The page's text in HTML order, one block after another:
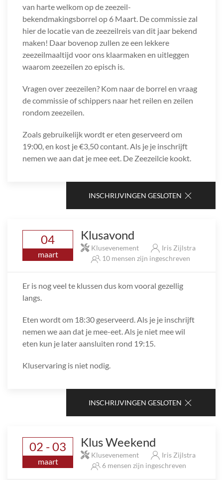
van harte welkom op de zeezeil-
bekendmakingsborrel op 6 Maart. De commissie zal
hier de locatie van de zeezeilreis van dit jaar bekend
maken! Daar bovenop zullen ze een lekkere
zeezeilmaaltijd voor ons klaarmaken en uitleggen
waarom zeezeilen zo episch is.
Vragen over zeezeilen? Kom naar de borrel en vraag
de commissie of schippers naar het reilen en zeilen
rondom zeezeilen.
Zoals gebruikelijk wordt er eten geserveerd om
19:00, en kost je €3,50 contant. Als je je inschrijft
nemen we aan dat je mee eet. De Zeezeilcie kookt.
INSCHRIJVINGEN GESLOTEN
04
maart
Klusavond
Klusevenement
Iris Zijlstra
10 mensen zijn ingeschreven
Er is nog veel te klussen dus kom vooral gezellig
langs.
Eten wordt om 18:30 geserveerd. Als je je inschrijft
nemen we aan dat je mee-eet. Als je niet mee wil
eten kun je later aansluiten rond 19:15.
Kluservaring is niet nodig.
INSCHRIJVINGEN GESLOTEN
02 - 03
maart
Klus Weekend
Klusevenement
Iris Zijlstra
6 mensen zijn ingeschreven